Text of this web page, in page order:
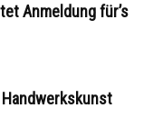
Anmeldung für’s